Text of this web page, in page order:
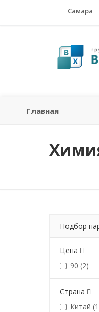
Самара
Главная
Подбор
Цена
90 (2)
Страна
Китай (1